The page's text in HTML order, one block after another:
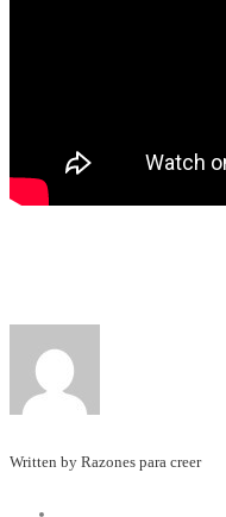
Written by Razones para creer